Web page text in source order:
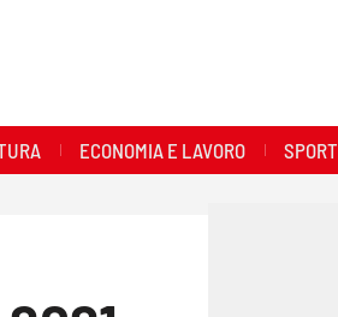
ECONOMIA E LAVORO SPORT